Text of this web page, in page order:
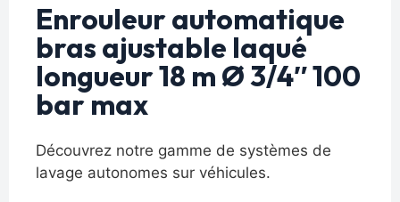
Enrouleur automatique
bras ajustable laqué
longueur 18 m Ø 3/4″ 100
bar max
Découvrez notre gamme de systèmes de
lavage autonomes sur véhicules.